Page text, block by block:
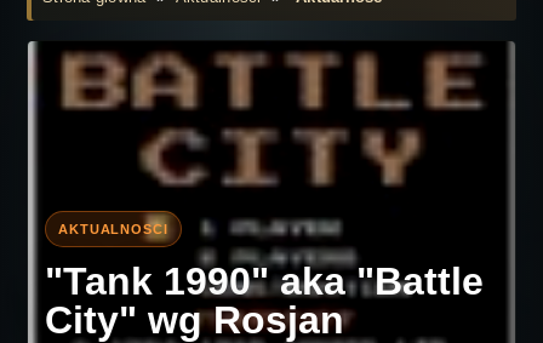
"Tank 1990" aka "Battle
City" wg Rosjan